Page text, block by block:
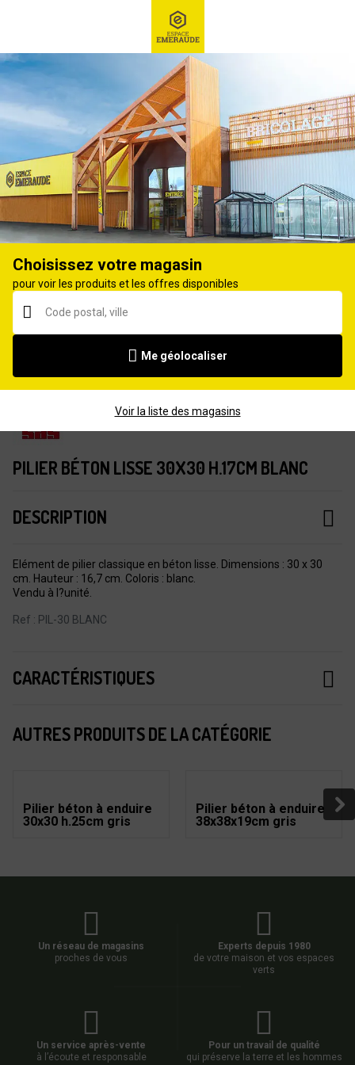
Ex : Robot tondeuse, ...
Muret, pilier
PILIER BÉTON LISSE 30X30 H.17CM BLANC
DESCRIPTION
Elément de pilier classique en béton lisse. Dimensions : 30 x 30
cm. Hauteur : 16,7 cm. Coloris : blanc.
Vendu à l?unité.
Ref : PIL-30 BLANC
CARACTÉRISTIQUES
AUTRES PRODUITS DE LA CATÉGORIE
Pilier béton à enduire
30x30 h.25cm gris
Pilier béton à enduire
38x38x19cm gris
Un réseau de magasins
proches de vous
Experts depuis 1980
de votre maison et vos espaces
verts
Un service après-vente
à l’écoute et responsable
Pour un travail de qualité
qui préserve la terre et les hommes
Choisissez votre magasin
pour voir les produits et les offres disponibles
Me géolocaliser
Voir la liste des magasins